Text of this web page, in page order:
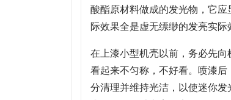
酸酯原材料做成的发光物，它
际效果全是虚无缥缈的发亮实际
在上漆小型机壳以前，务必先
看起来不匀称，不好看。喷漆
分清理并维持光洁，以使迷你